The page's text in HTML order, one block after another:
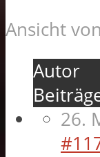
Ansicht
Autor
26.